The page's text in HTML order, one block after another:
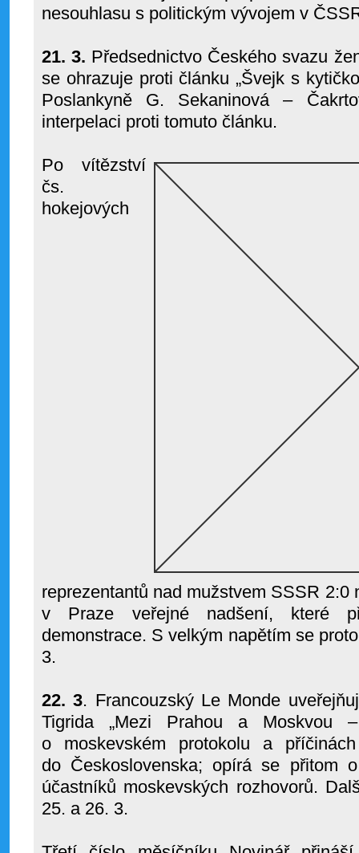
nesouhlasu s politickým vývojem v
21. 3. Předsednictvo Českého svazu
se ohrazuje proti článku „Švejk s
Poslankyně G. Sekaninová –
interpelaci proti tomuto článku.
Po vítězství
čs.
hokejových
reprezentantů nad mužstvem SSSR 2:0
v Praze veřejné nadšení, které
demonstrace. S velkým napětím se
3.
22. 3. Francouzský Le Monde
Tigrida „Mezi Prahou a Moskvou –
o moskevském protokolu a
do Československa; opírá se přitom
účastníků moskevských rozhovorů.
25. a 26. 3.